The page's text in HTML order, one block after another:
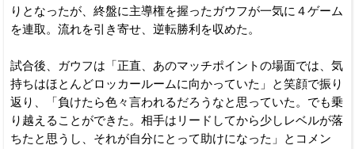
りとなったが、終盤に主導権を握ったガウフが一気に４ゲーム
を連取。流れを引き寄せ、逆転勝利を収めた。
試合後、ガウフは「正直、あのマッチポイントの場面では、気
持ちはほとんどロッカールームに向かっていた」と笑顔で振り
返り、「負けたら色々言われるだろうなと思っていた。でも乗
り越えることができた。相手はリードしてから少しレベルが落
ちたと思うし、それが自分にとって助けになった」とコメン